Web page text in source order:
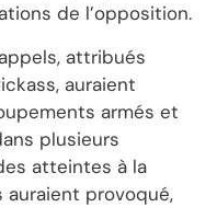
de l’opposition.
attribués
auraient
armés et
plusieurs
atteintes à la
auraient provoqué,